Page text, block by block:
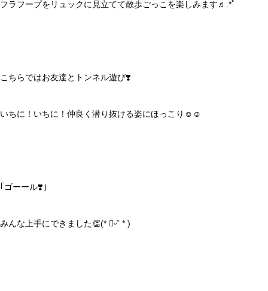
フラフープをリュックに見立てて散歩ごっこを楽しみます♬.*ﾟ
こちらではお友達とトンネル遊び❣️
いちに！いちに！仲良く潜り抜ける姿にほっこり☺️☺️
｢ゴーール❣️｣
みんな上手にできました👏(* ॑ᵕˆ * )